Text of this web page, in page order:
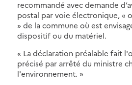
recommandé avec demande
postal par voie électronique, «
» de la commune où est
dispositif ou du matériel.
« La déclaration préalable fait
précisé par arrêté du ministre
l'environnement. »